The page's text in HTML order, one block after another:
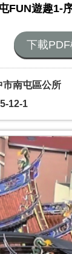
FUN遊趣1-
下載PDF
市南屯區公所
12-1